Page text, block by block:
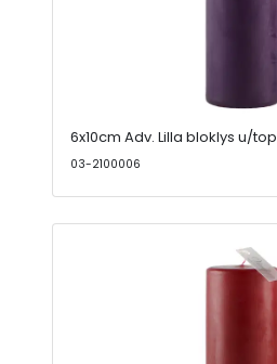
6x10cm Adv. Lilla bloklys u/top
03-2100006